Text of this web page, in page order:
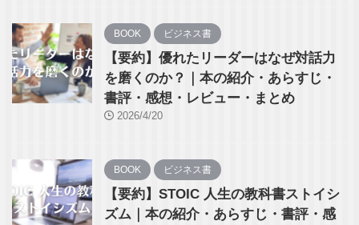
BOOK ビジネス書
【要約】優れたリーダーはなぜ対話力
を磨くのか？｜本の紹介・あらすじ・
書評・感想・レビュー・まとめ
2026/4/20
BOOK ビジネス書
【要約】STOIC 人生の教科書ストイシ
ズム｜本の紹介・あらすじ・書評・感